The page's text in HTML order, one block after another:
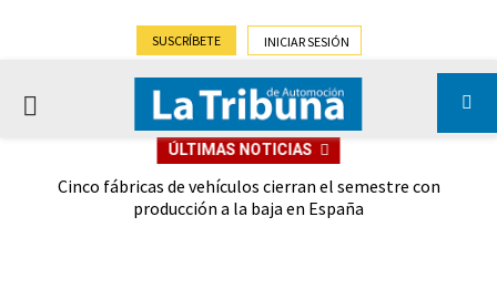
SUSCRÍBETE INICIAR SESIÓN
PRIMARY
ÚLTIMAS NOTICIAS
Cinco fábricas de vehículos cierran el semestre con
producción a la baja en España